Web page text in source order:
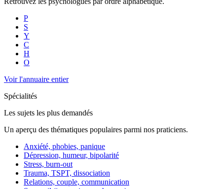
P
S
Y
C
H
O
Voir l'annuaire entier
Spécialités
Les sujets les plus demandés
Un aperçu des thématiques populaires parmi nos praticiens.
Anxiété, phobies, panique
Dépression, humeur, bipolarité
Stress, burn-out
Trauma, TSPT, dissociation
Relations, couple, communication